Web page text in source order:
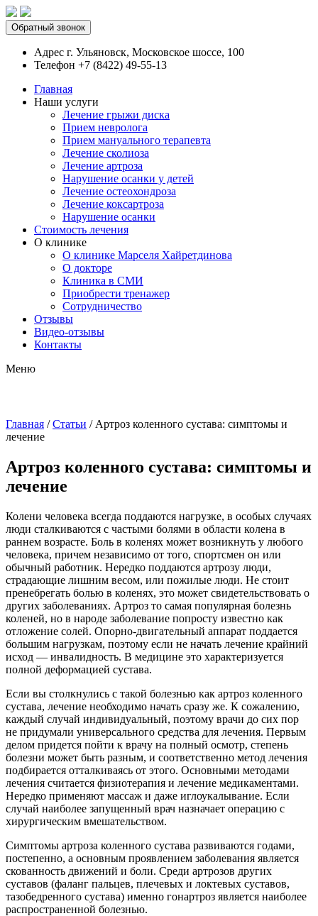
Обратный звонок
Адрес г. Ульяновск, Московское шоссе, 100
Телефон +7 (8422) 49-55-13
Главная
Наши услуги
Лечение грыжи диска
Прием невролога
Прием мануального терапевта
Лечение сколиоза
Лечение артроза
Нарушение осанки у детей
Лечение остеохондроза
Лечение коксартроза
Нарушение осанки
Стоимость лечения
О клинике
О клинике Марселя Хайретдинова
О докторе
Клиника в СМИ
Приобрести тренажер
Сотрудничество
Отзывы
Видео-отзывы
Контакты
Меню
Главная /Статьи / Артроз коленного сустава: симптомы и
лечение
Артроз коленного сустава: симптомы и
лечение
Колени человека всегда поддаются нагрузке, в особых случаях
люди сталкиваются с частыми болями в области колена в
раннем возрасте. Боль в коленях может возникнуть у любого
человека, причем независимо от того, спортсмен он или
обычный работник. Нередко поддаются артрозу люди,
страдающие лишним весом, или пожилые люди. Не стоит
пренебрегать болью в коленях, это может свидетельствовать о
других заболеваниях. Артроз то самая популярная болезнь
коленей, но в народе заболевание попросту известно как
отложение солей. Опорно-двигательный аппарат поддается
большим нагрузкам, поэтому если не начать лечение крайний
исход — инвалидность. В медицине это характеризуется
полной деформацией сустава.
Если вы столкнулись с такой болезнью как артроз коленного
сустава, лечение необходимо начать сразу же. К сожалению,
каждый случай индивидуальный, поэтому врачи до сих пор
не придумали универсального средства для лечения. Первым
делом придется пойти к врачу на полный осмотр, степень
болезни может быть разным, и соответственно метод лечения
подбирается отталкиваясь от этого. Основными методами
лечения считается физиотерапия и лечение медикаментами.
Нередко применяют массаж и даже иглоукалывание. Если
случай наиболее запущенный врач назначает операцию с
хирургическим вмешательством.
Симптомы артроза коленного сустава развиваются годами,
постепенно, а основным проявлением заболевания является
скованность движений и боли. Среди артрозов других
суставов (фаланг пальцев, плечевых и локтевых суставов,
тазобедренного сустава) именно гонартроз является наиболее
распространенной болезнью.